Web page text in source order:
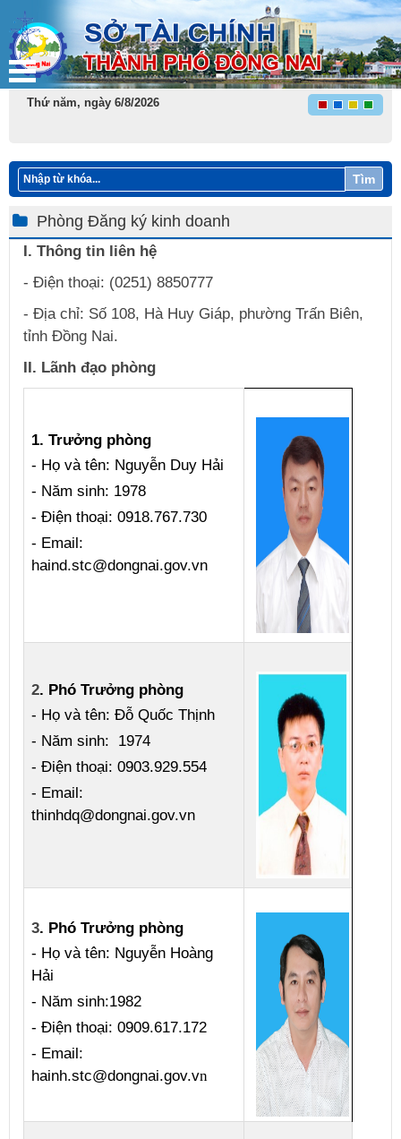
Thứ năm, ngày 6/8/2026
Tìm
Phòng Đăng ký kinh doanh
​I. Thông tin liên hệ
- Điện thoại: (0251)​ 8850777
- Địa chỉ: Số 108, Hà Huy Giáp, phường Trấn Biên,
tỉnh Đồng Nai.
II. Lãnh đạo phòng
1. Trưởng phòng
- Họ và tên: Nguyễn Duy Hải
- Năm sinh: 1978
- Điện thoại: 0918.767.730
- Email: ​​​
haind.stc@dongnai.gov.vn
2. Phó Trưởng phòng
- Họ và tên: Đỗ Quốc Thịnh
- Năm sinh: 1974
- Điện thoại: 0903.929.554
- Email: ​​​
thinhdq@dongnai.gov.vn
3​. Phó Trưởng phòng
- Họ và tên: Nguyễn Hoàng
Hải
- Năm sinh:1982
- Điện thoại: 0909.617.172​
- Email: ​​​
hainh.stc@dongnai.gov.vn